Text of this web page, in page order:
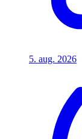
5. aug. 2026